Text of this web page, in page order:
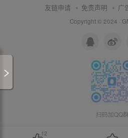
友链申请 免责声明 广
Copyright © 2024 ·
扫码加QQ群
12